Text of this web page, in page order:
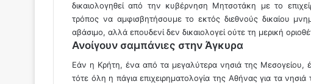
δικαιολογηθεί από την κυβέρνηση Μητσοτάκη με το
τρόπος να αμφισβητήσουμε το εκτός διεθνούς δικαίου
αβάσιμο, αλλά επουδενί δεν δικαιολογεί ούτε τη μερική
Ανοίγουν σαμπάνιες στην Άγκυρα
Εάν η Κρήτη, ένα από τα μεγαλύτερα νησιά της Μεσογείου,
τότε όλη η πάγια επιχειρηματολογία της Αθήνας για τα